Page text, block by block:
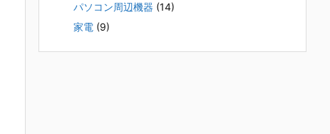
パソコン周辺機器 (14)
家電 (9)